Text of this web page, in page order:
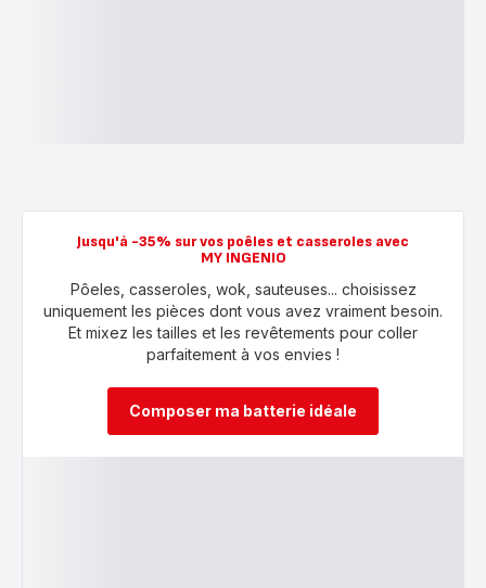
Jusqu'à -35% sur vos poêles et casseroles avec
MY INGENIO
Pôeles, casseroles, wok, sauteuses... choisissez
uniquement les pièces dont vous avez vraiment besoin.
Et mixez les tailles et les revêtements pour coller
parfaitement à vos envies !
Composer ma batterie idéale